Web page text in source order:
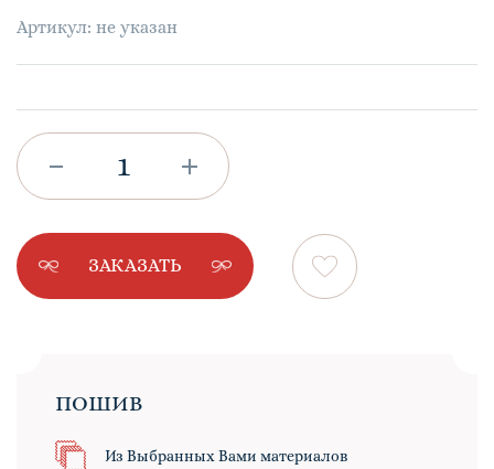
Артикул: не указан
ЗАКАЗАТЬ
ПОШИВ
Из Выбранных Вами материалов